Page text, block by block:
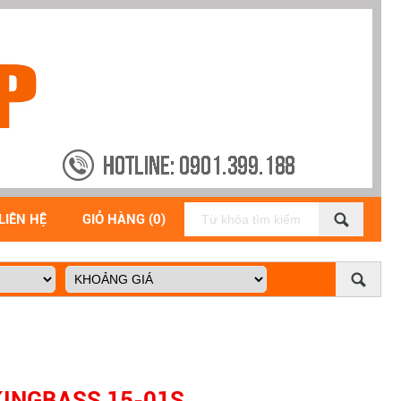
HỆ GIỎ HÀNG (0)